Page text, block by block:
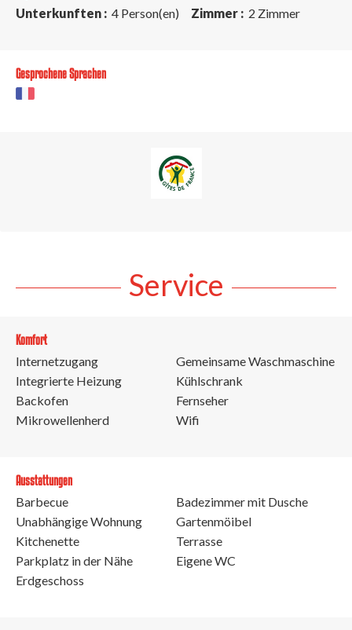
Unterkunften : 4 Person(en) Zimmer : 2 Zimmer
Gesprochene Sprachen
Service
Komfort
Internetzugang
Integrierte Heizung
Backofen
Mikrowellenherd
Gemeinsame Waschmaschine
Kühlschrank
Fernseher
Wifi
Ausstattungen
Barbecue
Unabhängige Wohnung
Kitchenette
Parkplatz in der Nähe
Erdgeschoss
Badezimmer mit Dusche
Gartenmöibel
Terrasse
Eigene WC